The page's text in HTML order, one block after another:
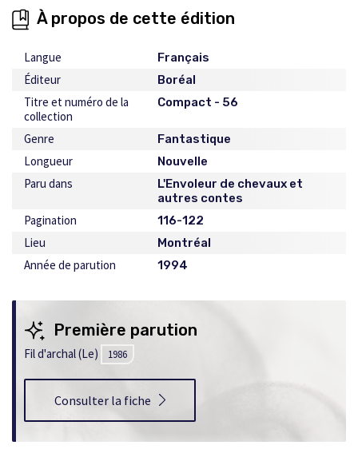
À propos de cette édition
Langue Français
Éditeur Boréal
Titre et numéro de la
collection
Compact - 56
Genre Fantastique
Longueur Nouvelle
Paru dans
L'Envoleur de chevaux et
autres contes
Pagination 116-122
Lieu Montréal
Année de parution 1994
Première parution
Fil d'archal (Le) 1986
Consulter la fiche